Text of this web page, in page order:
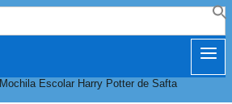
Mochila Escolar Harry Potter de Safta